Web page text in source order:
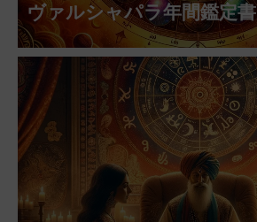
ヴァルシャパラ年間鑑定書